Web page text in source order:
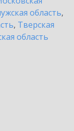
область,
, Тверская
область